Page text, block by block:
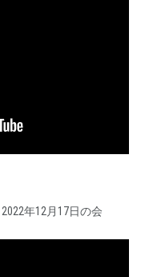
年12月17日の会